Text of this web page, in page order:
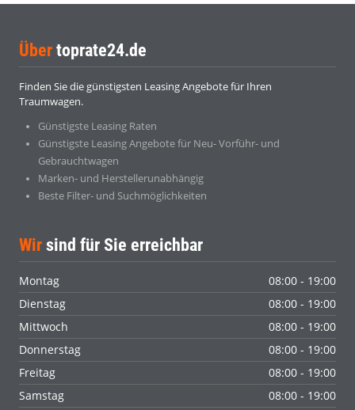
Über toprate24.de
Finden Sie die günstigsten Leasing Angebote für Ihren
Traumwagen.
Günstigste Leasing Raten
Günstigste Leasing Angebote für Neu- Vorführ- und
Gebrauchtwagen
Marken- und Herstellerunabhängig
Beste Filter- und Suchmöglichkeiten
Wir sind für Sie erreichbar
Montag
08:00 - 19:00
Dienstag
08:00 - 19:00
Mittwoch
08:00 - 19:00
Donnerstag
08:00 - 19:00
Freitag
08:00 - 19:00
Samstag
08:00 - 19:00